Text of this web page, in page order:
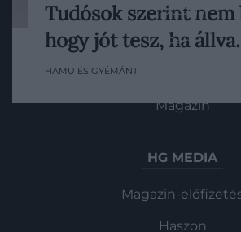
Rossz hír azoknak, akik
dolgozni, ugyanis a Sydney-i
kutatói megállapították, hogy
szívbetegségek kockázatát.
Tudósok szerint nem
hogy jót tesz, ha
HAMU ÉS GYÉMÁNT
Utazás
Pénz
Magazin
HG MEDIA
Magazin-
Haszon